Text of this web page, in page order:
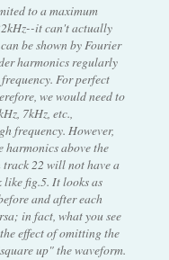
to a maximum
it can't actually
be shown by Fourier
harmonics regularly
For perfect
we would need to
7kHz, etc.,
frequency. However,
harmonics above the
track 22 will not have a
fig.5. It looks as
and after each
in fact, what you see
effect of omitting the
up" the waveform.